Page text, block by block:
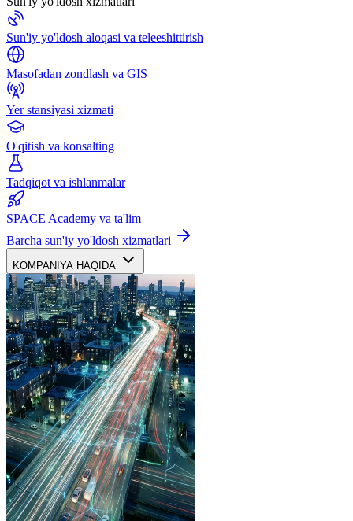
Sun'iy yo'ldosh aloqasi va teleeshittirish
Masofadan zondlash va GIS
Yer stansiyasi xizmati
O'qitish va konsalting
Tadqiqot va ishlanmalar
SPACE Academy va ta'lim
Barcha sun'iy yo'ldosh xizmatlari
KOMPANIYA HAQIDA